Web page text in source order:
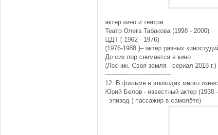
актер кино и театра
Театр Олега Табакова (1998 - 2000)
ЦДТ ( 1962 - 1976)
(1976-1988 )– актер разных
До сих пор снимается в кино
(Лесник. Своя земля - сериал 2018 г.)
----------------------------------
12. В фильме в эпизодах много
Юрий Белов - известный актер (1930
- эпизод ( пассажир в самолёте)